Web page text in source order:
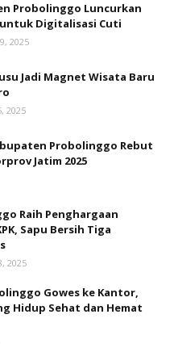
Probolinggo Luncurkan
untuk Digitalisasi Cuti
2025
Jadi Magnet Wisata Baru
2025
Probolinggo Rebut
Jatim 2025
Raih Penghargaan
Sapu Bersih Tiga
2025
Gowes ke Kantor,
Hidup Sehat dan Hemat